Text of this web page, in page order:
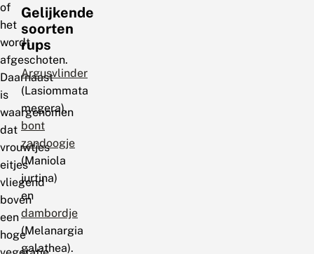
of
het
wordt
afgeschoten.
Daarnaast
is
waargenomen
dat
vrouwtjes
eitjes
vliegend
boven
een
hoge
Gelijkende
soorten
rups
Argusvlinder
(Lasiommata
megera),
bont
zandoogje
(Maniola
jurtina)
en
dambordje
(Melanargia
galathea).